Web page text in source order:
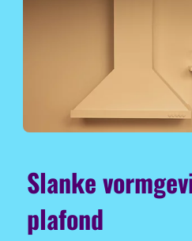
Slanke
plafond